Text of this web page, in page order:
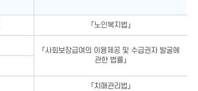
「노인복지법」
「사회보장급여의 이용제공 및 수급권자 발굴에
관한 법률」
「치매관리법」